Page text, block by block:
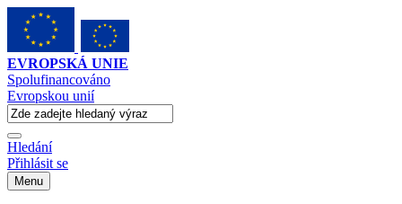
EVROPSKÁ UNIE
Spolufinancováno
Evropskou unií
Hledání
Přihlásit se
Menu